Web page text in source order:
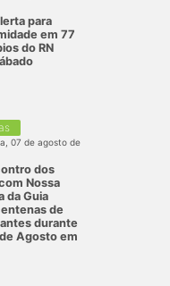
para
em 77
do RN
07 de agosto de
dos
Nossa
da Guia
de
durante
Agosto em